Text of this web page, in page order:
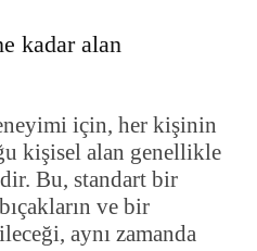
kadar alan
için, her kişinin
kişisel alan genellikle
Bu, standart bir
ve bir
aynı zamanda